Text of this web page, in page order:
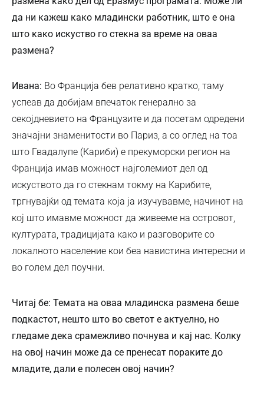
да ни кажеш како младински работник, што е она
што како искуство го стекна за време на оваа
размена?
Ивана: Во Франција бев релативно кратко, таму
успеав да добијам впечаток генерално за
секојдневието на Французите и да посетам одредени
значајни знаменитости во Париз, а со оглед на тоа
што Гвадалупе (Кариби) e прекуморски регион на
Франција имав можност најголемиот дел од
искуството да го стекнам токму на Карибите,
тргнувајќи од темата која ја изучувавме, начинот на
кој што имавме можност да живееме на островот,
културата, традицијата како и разговорите со
локалното население кои беа навистина интересни и
во голем дел поучни.
Читај бе: Темата на оваа младинска размена беше
подкастот, нешто што во светот е актуелно, но
гледаме дека срамежливо почнува и кај нас. Колку
на овој начин може да се пренесат пораките до
младите, дали е полесен овој начин?